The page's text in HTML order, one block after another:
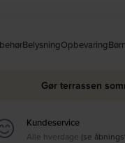
BelysningOpbevaringBørn
Gør terrassen
Kundeservice
Alle hverdage (se